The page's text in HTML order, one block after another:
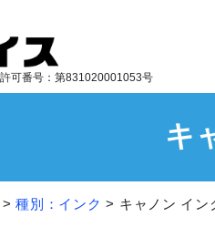
可番号：第831020001053号
キ
>種別：インク > キャノン イン